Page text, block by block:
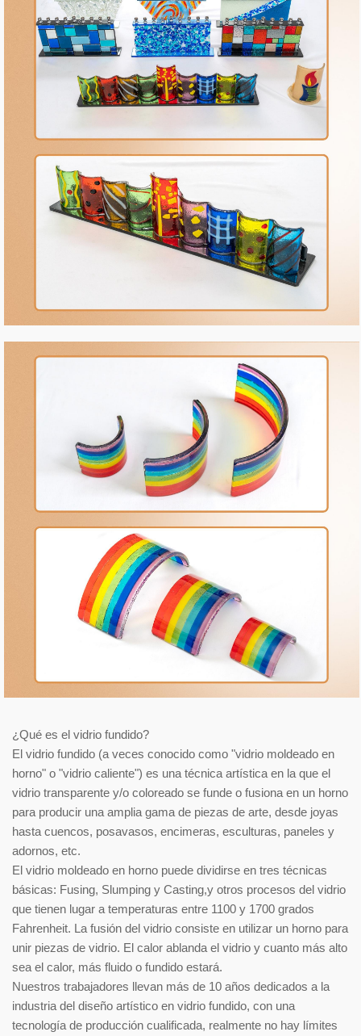
¿Qué es el vidrio fundido?
El vidrio fundido (a veces conocido como "vidrio moldeado en
horno" o "vidrio caliente") es una técnica artística en la que el
vidrio transparente y/o coloreado se funde o fusiona en un horno
para producir una amplia gama de piezas de arte, desde joyas
hasta cuencos, posavasos, encimeras, esculturas, paneles y
adornos, etc.
El vidrio moldeado en horno puede dividirse en tres técnicas
básicas: Fusing, Slumping y Casting,y otros procesos del vidrio
que tienen lugar a temperaturas entre 1100 y 1700 grados
Fahrenheit. La fusión del vidrio consiste en utilizar un horno para
unir piezas de vidrio. El calor ablanda el vidrio y cuanto más alto
sea el calor, más fluido o fundido estará.
Nuestros trabajadores llevan más de 10 años dedicados a la
industria del diseño artístico en vidrio fundido, con una
tecnología de producción cualificada, realmente no hay límites